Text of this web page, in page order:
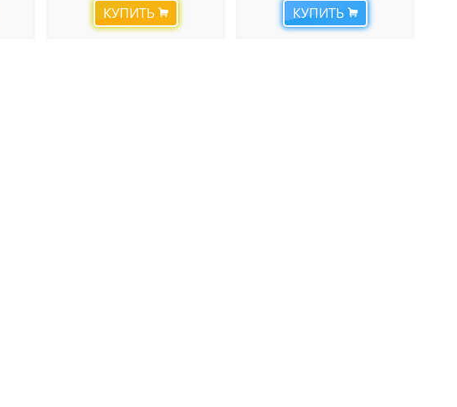
КУПИТЬ КУПИТЬ